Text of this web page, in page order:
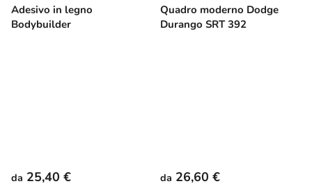
Adesivo in legno
Bodybuilder
Quadro moderno Dodge
Durango SRT 392
da 25,40 € da 26,60 €